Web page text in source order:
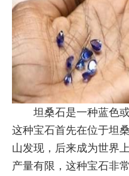
坦桑石是一种蓝色或
这种宝石首先在位于坦
山发现，后来成为世界
产量有限，这种宝石非